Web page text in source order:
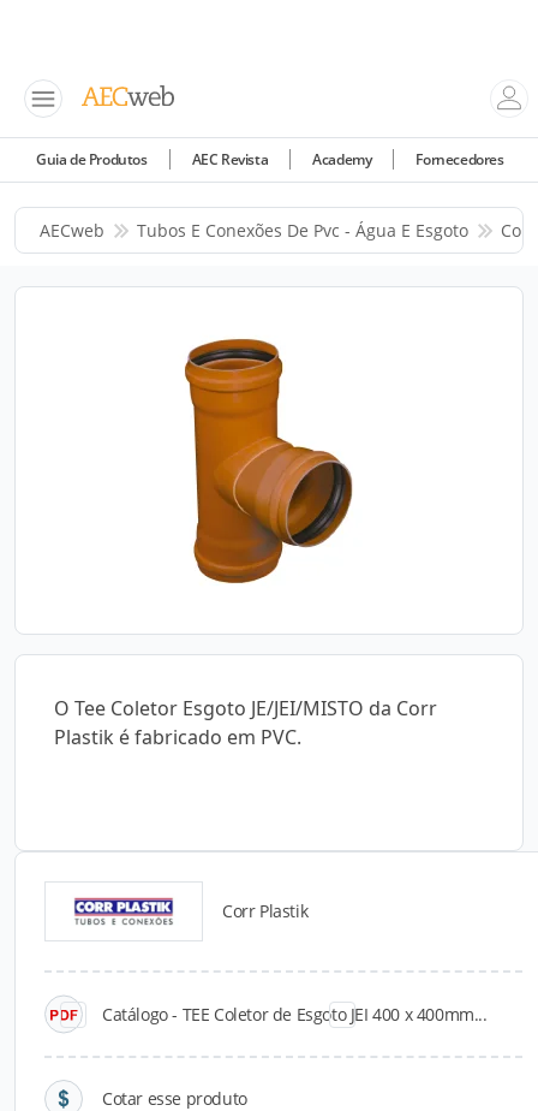
Guia de Produtos AEC Revista Academy Fornecedores
AECweb Tubos E Conexões De Pvc - Água E Esgoto
O Tee Coletor Esgoto JE/JEI/MISTO da Corr
Plastik é fabricado em PVC.
Corr Plastik
Catálogo - TEE Coletor de Esgoto JEI 400 x 400mm...
Cotar esse produto
Catálogos para Download